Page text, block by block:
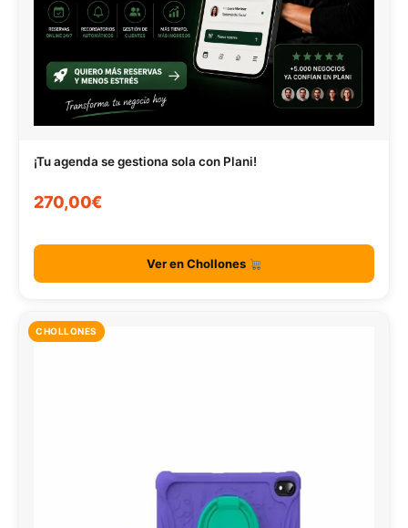
¡Tu agenda se gestiona sola con Plani!
270,00€
Ver en Chollones
CHOLLONES